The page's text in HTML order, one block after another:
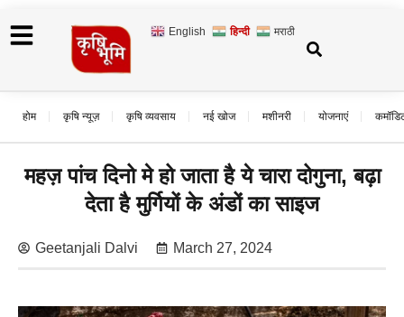
English हिन्दी मराठी
होम कृषि न्यूज़ कृषि व्यवसाय नई खोज मशीनरी योजनाएं
महज़ पांच दिनो मे हो जाता है ये चारा दोगुना, बढ़ा
देता है मुर्गियों के अंडों का साइज
Geetanjali Dalvi March 27, 2024